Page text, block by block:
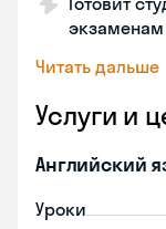
экзаменам
Читать дальше
Услуги и
Английский
Уроки